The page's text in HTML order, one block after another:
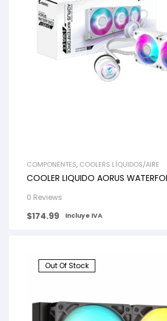
COMPONENTES, COOLERS LÍQUIDOS/AIRE
COOLER LIQUIDO AORUS
0 Reviews
$174.99 Incluye IVA
Out Of Stock